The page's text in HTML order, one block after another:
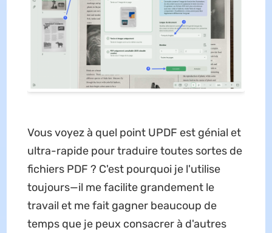
Vous voyez à quel point UPDF est génial et
ultra-rapide pour traduire toutes sortes de
fichiers PDF ? C'est pourquoi je l'utilise
toujours—il me facilite grandement le
travail et me fait gagner beaucoup de
temps que je peux consacrer à d'autres